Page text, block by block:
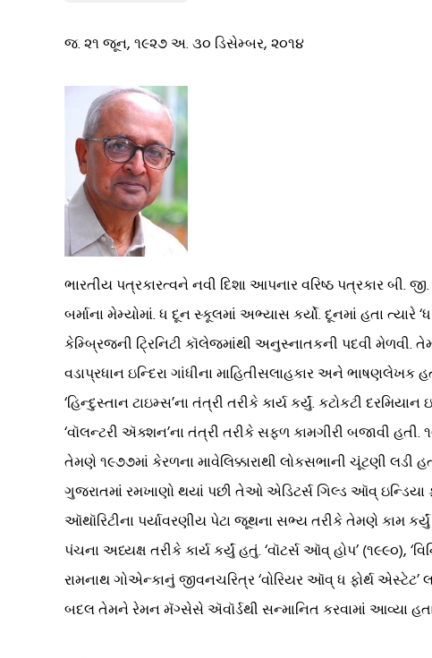
જ. ૨૧ જૂન, ૧૯૨૭ અ. ૩૦ ડિસેમ્બર, ૨૦૧૪
ભારતીય પત્રકારત્વને નવી દિશા આપનાર વરિષ્ઠ પત્રકાર
બર્માના મેમ્યોમાં. ધ દૂન સ્કૂલમાં અભ્યાસ કર્યો. દૂનમાં હતા
કેમ્બ્રિજની ટ્રિનિટી કૉલેજમાંથી અનુસ્નાતકની પદવી મેળવી.
વડાપ્રધાન ઇન્દિરા ગાંધીના માહિતીસલાહકાર અને ભાષણલેખક
‘હિન્દુસ્તાન ટાઇમ્સ’ના તંત્રી તરીકે કાર્ય કર્યું. કટોકટી
‘વૉલન્ટરી ઍક્શન’ના તંત્રી તરીકે સફળ કામગીરી બજાવી હતી.
તેમણે ૧૯૭૭માં કેરળના માવેલિક્કારાથી લોકસભાની ચૂંટણી લડી
ગુજરાતમાં રમખાણો થયાં પછી તેઓ એડિટર્સ ગિલ્ડ ઑવ્ ઇન્ડિયા
ઑથૉરિટીના પર્યાવરણીય પેટા જૂથના સભ્ય તરીકે તેમણે કામ
પંચના અધ્યક્ષ તરીકે કાર્ય કર્યું હતું. ‘વૉટર્સ ઑવ્ હોપ’ (૧૯૯૦),
રામનાથ ગોએન્કાનું જીવનચરિત્ર ‘વોરિયર ઑવ્ ધ ફોર્થ એસ્ટેટ’
બદલ તેમને રેમન મૅગ્સેસે ઍવૉર્ડથી સન્માનિત કરવામાં આવ્યા